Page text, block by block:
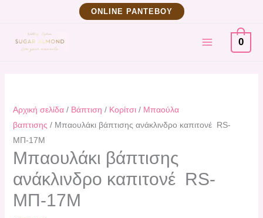
περιεχόμενο
ΟNLINE ΡΑΝΤΕΒΟΥ
MAIN
MENU
0
Αρχική σελίδα/ Βάπτιση / Κορίτσι/ Μπαούλα
βαπτισης / Μπαουλάκι βάπτισης ανάκλινδρο καπιτονέ RS-
MΠ-17Μ
Μπαουλάκι βάπτισης
ανάκλινδρο καπιτονέ RS-
MΠ-17Μ
ανάκλινδρο
καπιτονέ